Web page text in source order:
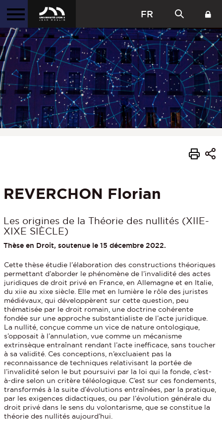
FR
REVERCHON Florian
Les origines de la Théorie des nullités (XIIE-
XIXE SIÈCLE)
Thèse en Droit, soutenue le 15 décembre 2022.
Cette thèse étudie l’élaboration des constructions théoriques
permettant d’aborder le phénomène de l’invalidité des actes
juridiques de droit privé en France, en Allemagne et en Italie,
du xiie au xixe siècle. Elle met en lumière le rôle des juristes
médiévaux, qui développèrent sur cette question, peu
thématisée par le droit romain, une doctrine cohérente
fondée sur une approche substantialiste de l’acte juridique.
La nullité, conçue comme un vice de nature ontologique,
s’opposait à l’annulation, vue comme un mécanisme
extrinsèque entraînant rendant l’acte inefficace, sans toucher
à sa validité. Ces conceptions, n’excluaient pas la
reconnaissance de techniques relativisant la portée de
l’invalidité selon le but poursuivi par la loi qui la fonde, c’est-
à-dire selon un critère téléologique. C’est sur ces fondements,
transformés à la suite d’évolutions entraînées, par la pratique,
par les exigences didactiques, ou par l’évolution générale du
droit privé dans le sens du volontarisme, que se constitue la
théorie des nullités aujourd’hui.